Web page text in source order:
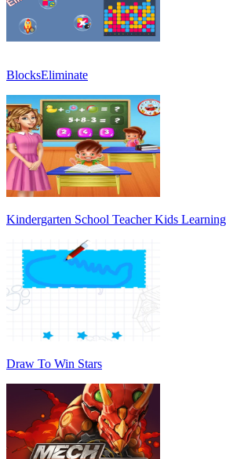
BlocksEliminate
Kindergarten School Teacher Kids
Draw To Win Stars